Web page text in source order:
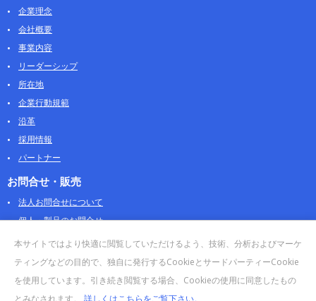
企業理念
会社概要
事業内容
リーダーシップ
所在地
企業行動規範
沿革
採用情報
パートナー
お問合せ・販売
法人お問合せについて
個人・製品のお問合せ
AOSストア
クラウドデータカンパニー 法人向けガイド
販売終了・サポート終了製品
本サイトではより快適に閲覧していただけるよう、技術、分析およびマーケ
ティングなどの目的で、独自に発行するCookieとサードパーティーCookie
を使用しています。引き続き閲覧する場合、Cookieの使用に同意したもの
とみなされます。 詳しくはこちらをご覧下さい。